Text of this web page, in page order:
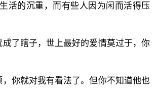
活的沉重，而有些人因为闲而活得压
了瞎子，世上最好的爱情莫过于，你
你就对我有看法了。但你不知道他也